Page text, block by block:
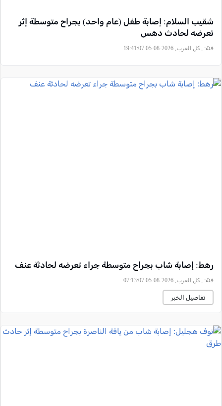
شقيب السلام: إصابة طفل (عام واحد) بجراح متوسطة إثر
تعرضه لحادث دهس
فئة: , كل العرب, 2026-08-05 19:41:07
رهط: إصابة شاب بجراح متوسطة جراء تعرضه لحادثة عنف
فئة: , كل العرب, 2026-08-05 07:13:07
تفاصيل الخبر